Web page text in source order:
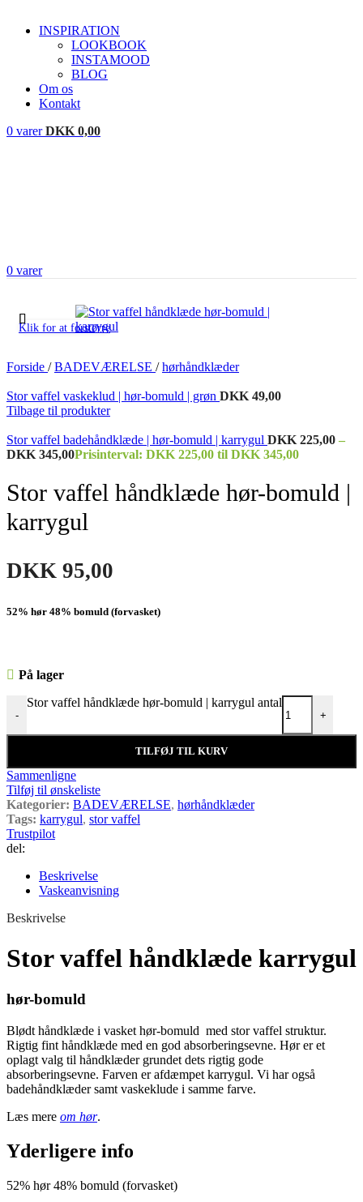
INSPIRATION
LOOKBOOK
INSTAMOOD
BLOG
Om os
Kontakt
0 varer DKK 0,00
0 varer
Klik for at forstørre
Forside / BADEVÆRELSE / hørhåndklæder
Stor vaffel vaskeklud | hør-bomuld | grøn DKK 49,00
Tilbage til produkter
Stor vaffel badehåndklæde | hør-bomuld | karrygul DKK 225,00 –
DKK 345,00Prisinterval: DKK 225,00 til DKK 345,00
Stor vaffel håndklæde hør-bomuld |
karrygul
DKK 95,00
52% hør 48% bomuld (forvasket)
På lager
-
Stor vaffel håndklæde hør-bomuld | karrygul antal
+
TILFØJ TIL KURV
Sammenligne
Tilføj til ønskeliste
Kategorier: BADEVÆRELSE, hørhåndklæder
Tags: karrygul, stor vaffel
Trustpilot
del:
Beskrivelse
Vaskeanvisning
Beskrivelse
Stor vaffel håndklæde karrygul
hør-bomuld
Blødt håndklæde i vasket hør-bomuld med stor vaffel struktur.
Rigtig fint håndklæde med en god absorberingsevne. Hør er et
oplagt valg til håndklæder grundet dets rigtig gode
absorberingsevne. Farven er afdæmpet karrygul. Vi har også
badehåndklæder samt vaskeklude i samme farve.
Læs mere om hør.
Yderligere info
52% hør 48% bomuld (forvasket)